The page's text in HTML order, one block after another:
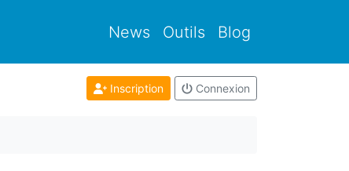
News Outils Blog
Inscription Connexion